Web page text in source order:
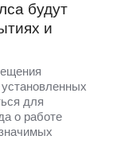
будут
и
для
о работе